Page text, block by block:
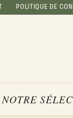
POLITIQUE DE
NOTRE